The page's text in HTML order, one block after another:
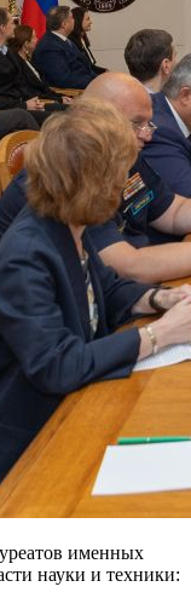
именных
науки и техники: